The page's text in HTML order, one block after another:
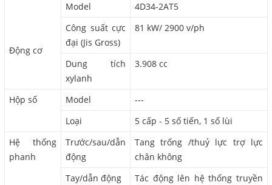
Động cơ
Model
4D34-2AT5
Công suất cực
đại (Jis Gross)
81 kW/ 2900 v/ph
Dung tích
xylanh
3.908 cc
Hộp số Model
---
Loại
5 cấp - 5 số tiến, 1 số lùi
Hệ thống
phanh
Trước/sau/dẫn
động
Tang trống /thuỷ lực trợ lực
chân không
Tay/dẫn động
Tác động lên hệ thống truyền